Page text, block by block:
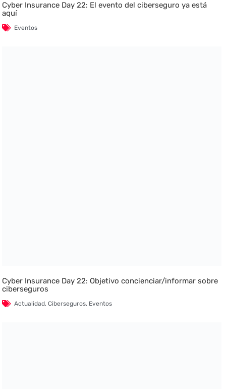
Cyber Insurance Day 22: El evento del ciberseguro ya está
aquí
Eventos
Cyber Insurance Day 22: Objetivo concienciar/informar sobre
ciberseguros
Actualidad,Ciberseguros, Eventos